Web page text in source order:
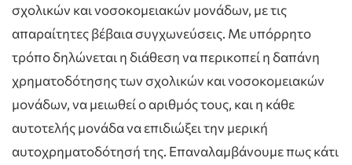
σχολικών και νοσοκομειακών μονάδων, με τις
απαραίτητες βέβαια συγχωνεύσεις. Με υπόρρητο
τρόπο δηλώνεται η διάθεση να περικοπεί η δαπάνη
χρηματοδότησης των σχολικών και νοσοκομειακών
μονάδων, να μειωθεί ο αριθμός τους, και η κάθε
αυτοτελής μονάδα να επιδιώξει την μερική
αυτοχρηματοδότησή της. Επαναλαμβάνουμε πως κάτι